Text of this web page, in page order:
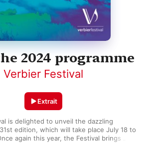
2024 programme
Verbier Festival
is delighted to unveil the dazzling
edition, which will take place July 18 to
again this year, the Festival brings
Extrait